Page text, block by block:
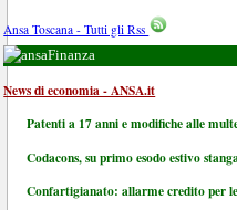
Ansa Toscana - Tutti gli Rss
Finanza
News di economia - ANSA.it
Patenti a 17 anni e modifiche alle
Codacons, su primo esodo estivo
Confartigianato: allarme credito per